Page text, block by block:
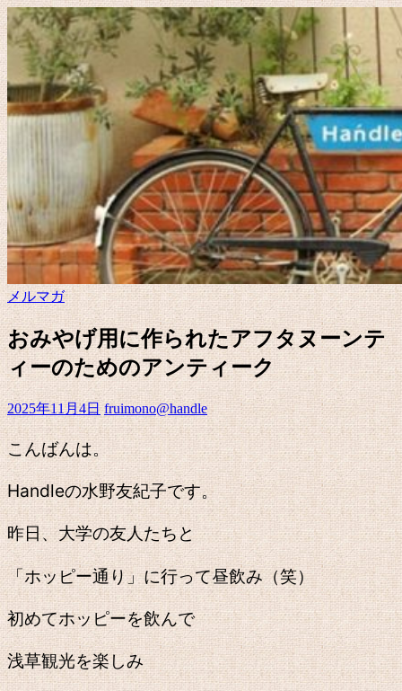
メルマガ
おみやげ用に作られたアフタヌーンテ
ィーのためのアンティーク
2025年11月4日 fruimono@handle
こんばんは。
Handleの水野友紀子です。
昨日、大学の友人たちと
「ホッピー通り」に行って昼飲み（笑）
初めてホッピーを飲んで
浅草観光を楽しみ